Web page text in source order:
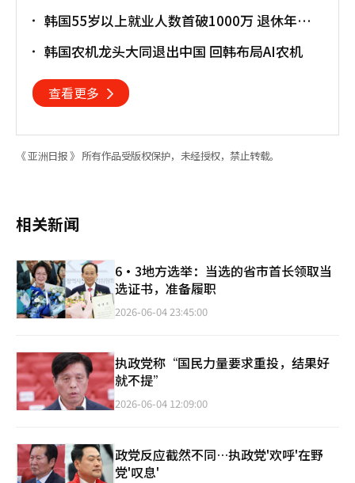
韩国55岁以上就业人数首破1000万 退休年龄
韩国农机龙头大同退出中国 回韩布局AI农机
查看更多
《 亚洲日报 》 所有作品受版权保护，未经授权，禁止转载。
相关新闻
6·3地方选举：当选的省市首长领取当
选证书，准备履职
2026-06-04 23:45:00
执政党称“国民力量要求重投，结果好
就不提”
2026-06-04 12:09:00
政党反应截然不同…执政党'欢呼'在野
党'叹息'